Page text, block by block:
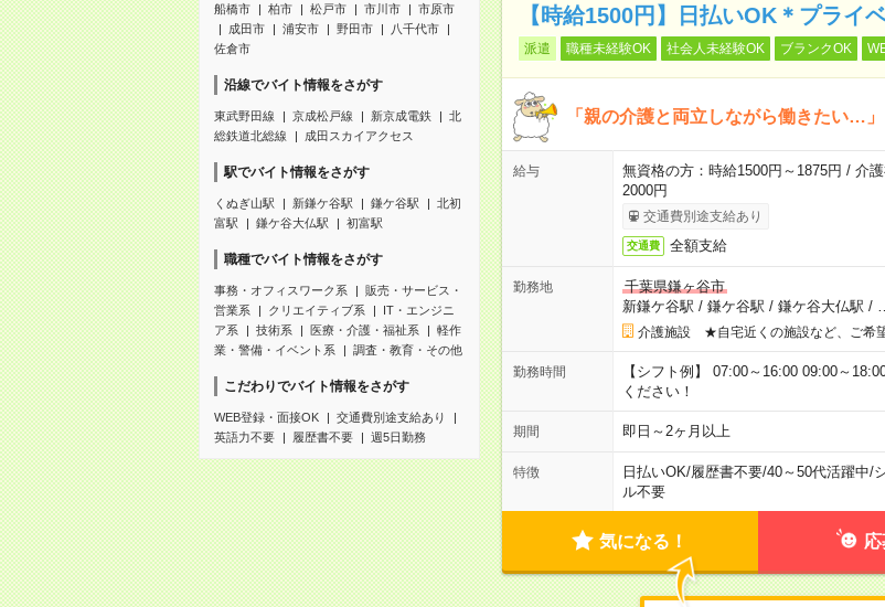
船橋市 柏市 松戸市 市川市
市原市
成田市
浦安市 野田市
八千代市
佐倉市
沿線でバイト情報をさがす
東武野田線 京成松戸線 新京成電鉄
北
総鉄道北総線
成田スカイアクセス
駅でバイト情報をさがす
くぬぎ山駅 新鎌ケ谷駅 鎌ケ谷駅
北初
富駅
鎌ケ谷大仏駅 初富駅
職種でバイト情報をさがす
事務・オフィスワーク系
販売・サービス・
営業系
クリエイティブ系
IT・エンジニ
ア系
技術系 医療・介護・福祉系
軽作
業・警備・イベント系
調査・教育・その他
こだわりでバイト情報をさがす
WEB登録・面接OK
交通費別途支給あり
英語力不要
履歴書不要 週5日勤務
【時給1500円】日払いOK＊プライ
派遣 職種未経験OK 社会人未経験OK ブランクOK
「親の介護と両立しながら働きたい…
給与
無資格の方：時給1500円～1875円 / 介
2000円
交通費別途支給あり
交通費 全額支給
勤務地
千葉県鎌ヶ谷市
新鎌ケ谷駅 / 鎌ケ谷駅 / 鎌ケ谷大仏駅 /
介護施設 ★自宅近くの施設など、ご希
勤務時間
【シフト例】 07:00～16:00 09:00～
ください！
期間 即日～2ヶ月以上
特徴 日払いOK/履歴書不要/40～50代活躍中/
ル不要
気になる！